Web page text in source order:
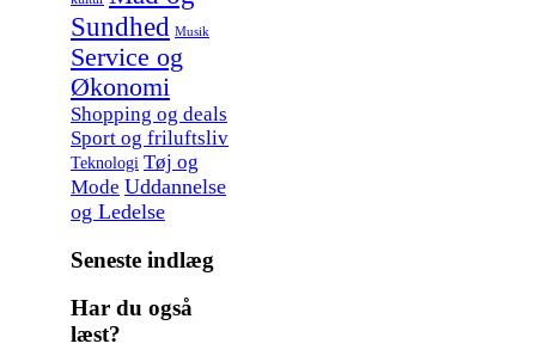
Sundhed Musik
Service og
Økonomi
Shopping og deals
Sport og friluftsliv
Teknologi Tøj og
Mode Uddannelse
og Ledelse
Seneste indlæg
Har du også
læst?